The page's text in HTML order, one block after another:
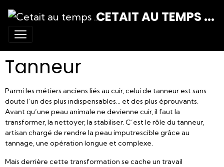
CETAIT AU TEMPS ...
Tanneur
Parmi les métiers anciens liés au cuir, celui de tanneur est sans
doute l’un des plus indispensables… et des plus éprouvants.
Avant qu’une peau animale ne devienne cuir, il faut la
transformer, la nettoyer, la stabiliser. C’est le rôle du tanneur,
artisan chargé de rendre la peau imputrescible grâce au
tannage, une opération longue et complexe.
Mais derrière cette transformation se cache un travail